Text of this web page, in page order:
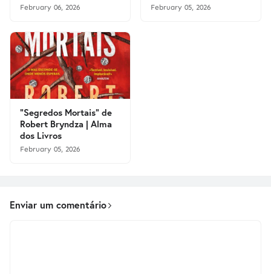
February 06, 2026 February 05, 2026
"Segredos Mortais" de
Robert Bryndza | Alma
dos Livros
February 05, 2026
Enviar um comentário